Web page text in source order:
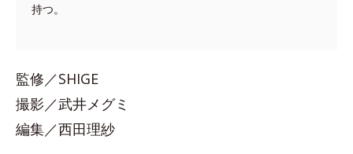
持つ。
監修／SHIGE
撮影／武井メグミ
編集／西田理紗